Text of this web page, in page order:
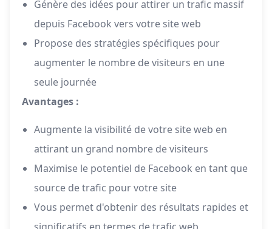
Génère des idées pour attirer un trafic massif
depuis Facebook vers votre site web
Propose des stratégies spécifiques pour
augmenter le nombre de visiteurs en une
seule journée
Avantages :
Augmente la visibilité de votre site web en
attirant un grand nombre de visiteurs
Maximise le potentiel de Facebook en tant que
source de trafic pour votre site
Vous permet d'obtenir des résultats rapides et